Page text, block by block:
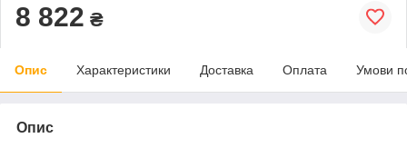
8 822 ₴
Опис Характеристики Доставка Оплата Умови
Опис